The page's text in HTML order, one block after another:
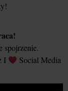
spojrzenie.
I Social Media